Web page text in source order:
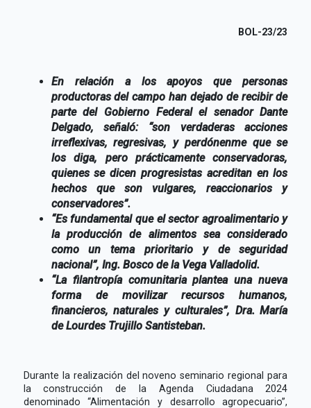
BOL-23/23
En relación a los apoyos que personas
productoras del campo han dejado de recibir de
parte del Gobierno Federal el senador Dante
Delgado, señaló: “son verdaderas acciones
irreflexivas, regresivas, y perdónenme que se
los diga, pero prácticamente conservadoras,
quienes se dicen progresistas acreditan en los
hechos que son vulgares, reaccionarios y
conservadores”.
“Es fundamental que el sector agroalimentario y
la producción de alimentos sea considerado
como un tema prioritario y de seguridad
nacional”, Ing. Bosco de la Vega Valladolid.
“La filantropía comunitaria plantea una nueva
forma de movilizar recursos humanos,
financieros, naturales y culturales”, Dra. María
de Lourdes Trujillo Santisteban.
Durante la realización del noveno seminario regional para
la construcción de la Agenda Ciudadana 2024
denominado “Alimentación y desarrollo agropecuario”,